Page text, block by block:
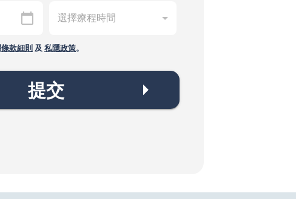
條款細則及 私隱政策。
提交